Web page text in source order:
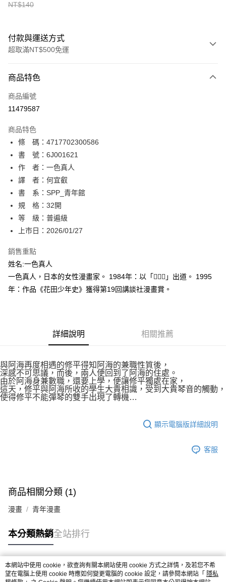
NT$140
付款與運送方式
超取滿NT$500免運
信用卡一次付款
超商取貨付款
相關說明
【關於「AFTEE先享後付」】
AFTEE先享後付是「在收到商品之後才付款」的支付方式。 讓您購物簡單
便利好安心！
１．簡單：不需註冊會員、不需綁卡、不需儲值。
２．便利：只要手機號碼，簡訊認證，即可結帳。
３．安心：先確認商品／服務後，再付款。
【「AFTEE先享後付」結帳流程】
１．於結帳方式選擇「AFTEE先享後付」後，將跳轉至「AFTEE先享後付」
結帳頁面，進行簡訊認證並確認金額後，即可完成結帳。
２．訂單成立數日內，您將收到繳費通知簡訊。
ATM／網路銀行／等多元方式進行付款，方視為交易完成。
※ 請注意：結帳手續完成當下不需立刻繳費，但若您需要取消訂單，請聯絡
購買商品的店家。未經商家同意取消之訂單仍視為有效，需透過AFTEE先享
後付繳納相關費用。
※ 交易是否成功請以「AFTEE先享後付 」之結帳頁面顯示為準，若有關於
１．透過由恩沛科技股份有限公司提供之「AFTEE先享後付」服務完成之交
易，需依本服務之必要範圍內提供個人資料，並將交易相關給付款項請求債
２．關於個人資料處理事宜，請瀏覽以下網址：
https://aftee.tw/terms/#terms3
３．未成年的使用者請事先徵得法定代理人或監護人之同意方可使用
「AFTEE先享後付」，若未經同意申辦者引起之損失，本公司不負相關責
任。
恩沛科技股份有限公司將有權停止該用戶之使用額度並採取法律行動。
ATM付款
運送方式
全家取貨付款
每筆NT$80，滿NT$500(含以上)免運費
付款後全家取貨
每筆NT$80，滿NT$500(含以上)免運費
付款後萊爾富取貨
每筆NT$80，滿NT$500(含以上)免運費
每筆NT$80，滿NT$500(含以上)免運費
宅配
每筆NT$100，滿NT$800(含以上)免運費
查看運費
商品特色
商品編號
11479587
商品特色
條 碼：4717702300586
書 號：6J001621
作 者：一色真人
譯 者：何宜叡
書 系：SPP_青年館
規 格：32開
等 級：普遍級
上市日：2026/01/27
銷售重點
姓名:一色真人
一色真人，日本的女性漫畫家。 1984年：以「」出道。 1995
年：作品《花田少年史》獲得第19回講談社漫畫賞。
詳細說明 相關推薦
與阿海再度相遇的修平得知阿海的兼職性質後，
深感不可思議，而後，兩人便回到了阿海的住處。
由於阿海身兼數職，還要上學，便讓修平獨處在家，
這天，修平與阿海所收的學生大貴相識，受到大貴琴音的觸動，
使得修平不能彈琴的雙手出現了轉機…
顯示電腦版詳細說明
客服
商品相關分類 (1)
漫畫 青年漫畫
本分類熱銷全站排行
熱門標籤
本網站中使用 cookie，欲查詢有關本網站使用 cookie 方式之詳情，及若您不希
望在電腦上使用 cookie 時應如何變更電腦的 cookie 設定，請參閱本網站「 隱私